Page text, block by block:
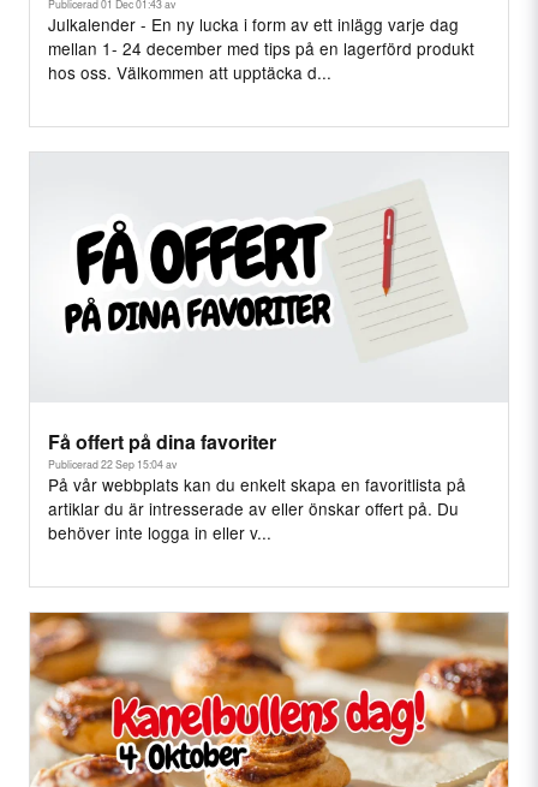
Publicerad 01 Dec 01:43 av
Julkalender - En ny lucka i form av ett inlägg varje dag
mellan 1- 24 december med tips på en lagerförd produkt
hos oss. Välkommen att upptäcka d...
Få offert på dina favoriter
Publicerad 22 Sep 15:04 av
På vår webbplats kan du enkelt skapa en favoritlista på
artiklar du är intresserade av eller önskar offert på. Du
behöver inte logga in eller v...